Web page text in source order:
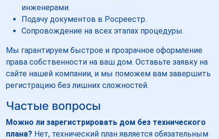
инженерами.
Подачу документов в Росреестр.
Сопровождение на всех этапах процедуры.
Мы гарантируем быстрое и прозрачное оформление
права собственности на ваш дом. Оставьте заявку на
сайте нашей компании, и мы поможем вам завершить
регистрацию без лишних сложностей.
Частые вопросы
Можно ли зарегистрировать дом без технического
плана? Нет, технический план является обязательным